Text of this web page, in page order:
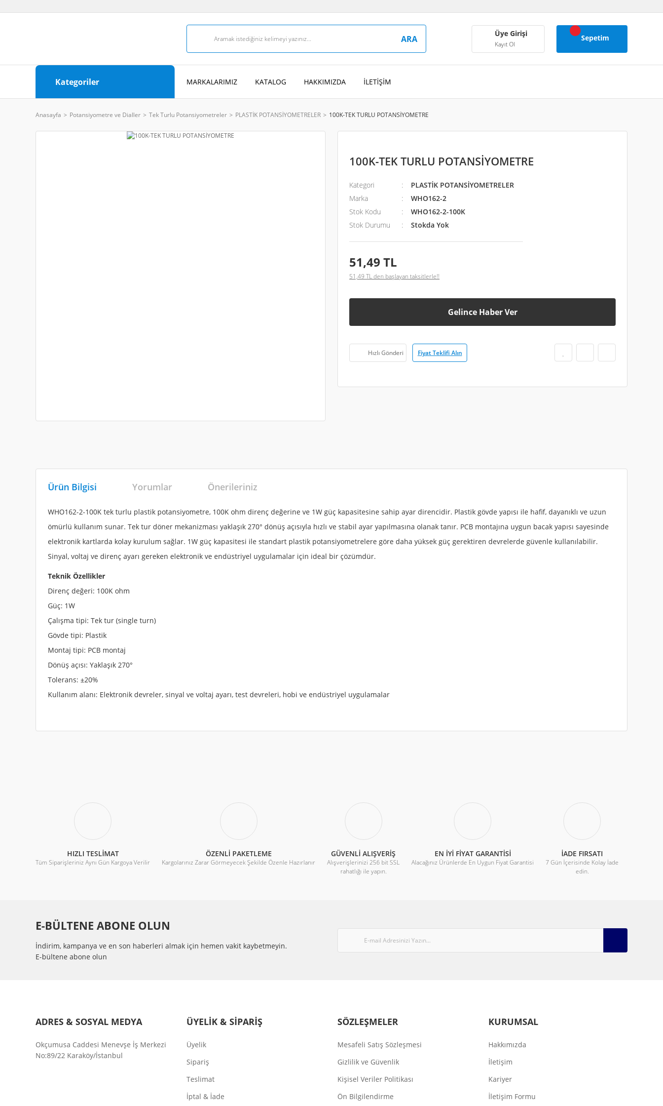
ARA Üye Girişi
Kayıt Ol
Sepetim
Kategoriler MARKALARIMIZ KATALOG HAKKIMIZDA İLETİŞİM
Anasayfa Potansiyometre ve Dialler Tek Turlu Potansiyometreler PLASTİK POTANSİYOMETRELER 100K-TEK TURLU POTANSİYOMETRE
100K-TEK TURLU POTANSİYOMETRE
Kategori
PLASTİK POTANSİYOMETRELER
Marka
WHO162-2
Stok Kodu
WHO162-2-100K
Stok Durumu
Stokda Yok
51,49 TL
51,49 TL den başlayan taksitlerle!!
Gelince Haber Ver
Hızlı Gönderi Fiyat Teklifi Alın
Ürün Bilgisi Yorumlar Önerileriniz
WHO162-2-100K tek turlu plastik potansiyometre, 100K ohm direnç değerine ve 1W güç kapasitesine sahip ayar direncidir. Plastik gövde yapısı ile hafif, dayanıklı ve uzun
ömürlü kullanım sunar. Tek tur döner mekanizması yaklaşık 270° dönüş açısıyla hızlı ve stabil ayar yapılmasına olanak tanır. PCB montajına uygun bacak yapısı sayesinde
elektronik kartlarda kolay kurulum sağlar. 1W güç kapasitesi ile standart plastik potansiyometrelere göre daha yüksek güç gerektiren devrelerde güvenle kullanılabilir.
Sinyal, voltaj ve direnç ayarı gereken elektronik ve endüstriyel uygulamalar için ideal bir çözümdür.
Teknik Özellikler
Direnç değeri: 100K ohm
Güç: 1W
Çalışma tipi: Tek tur (single turn)
Gövde tipi: Plastik
Montaj tipi: PCB montaj
Dönüş açısı: Yaklaşık 270°
Tolerans: ±20%
Kullanım alanı: Elektronik devreler, sinyal ve voltaj ayarı, test devreleri, hobi ve endüstriyel uygulamalar
Ürün açıklamasında eksik bilgiler bulunuyor.
Ürün fiyatı diğer sitelerden daha pahalı.
Bu ürüne benzer farklı alternatifler olmalı.
Gönder
HIZLI TESLİMAT
Tüm Siparişleriniz Aynı Gün Kargoya Verilir
ÖZENLİ PAKETLEME
Kargolarınız Zarar Görmeyecek Şekilde Özenle Hazırlanır
GÜVENLİ ALIŞVERİŞ
Alışverişlerinizi 256 bit SSL
rahatlığı ile yapın.
EN İYİ FİYAT GARANTİSİ
Alacağınız Ürünlerde En Uygun Fiyat Garantisi
İADE FIRSATI
7 Gün İçerisinde Kolay İade
edin.
E-BÜLTENE ABONE OLUN
İndirim, kampanya ve en son haberleri almak için hemen vakit kaybetmeyin.
E-bültene abone olun
ADRES & SOSYAL MEDYA
Okçumusa Caddesi Menevşe İş Merkezi
No:89/22 Karaköy/İstanbul
ÜYELİK & SİPARİŞ
Üyelik
Sipariş
Teslimat
İptal & İade
SÖZLEŞMELER
Mesafeli Satış Sözleşmesi
Gizlilik ve Güvenlik
Kişisel Veriler Politikası
Ön Bilgilendirme
KURUMSAL
Hakkımızda
İletişim
Kariyer
İletişim Formu